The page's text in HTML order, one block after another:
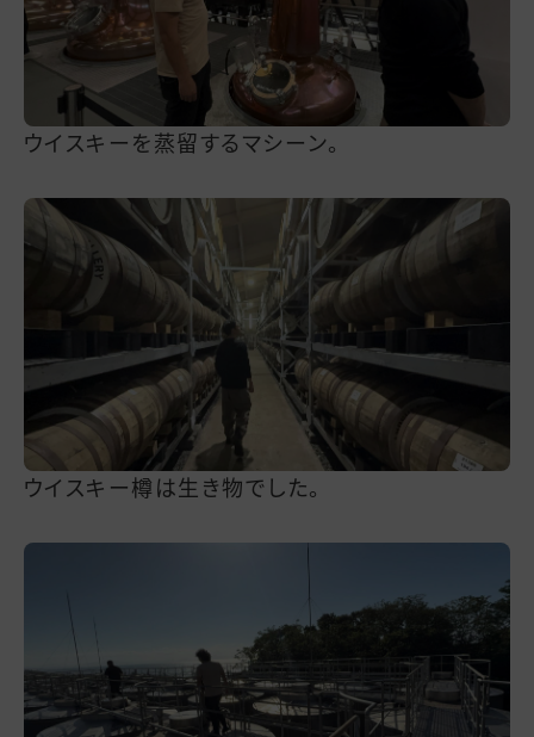
ウイスキーを蒸留するマシーン。
ウイスキー樽は生き物でした。